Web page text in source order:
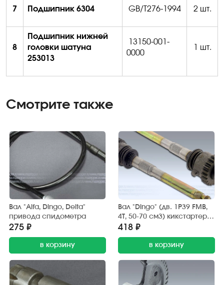
7 Подшипник 6304 GB/T276-1994 2 шт.
8
Подшипник нижней
головки шатуна
253013
13150-001-
0000
1 шт.
Смотрите также
Вал "Alfa, Dingo, Delta"
привода спидометра
275 ₽
в корзину
Вал "Dingo" (дв. 1P39 FMB,
4Т, 50-70 см3) кикстартера
в сб. (TATA)
418 ₽
в корзину